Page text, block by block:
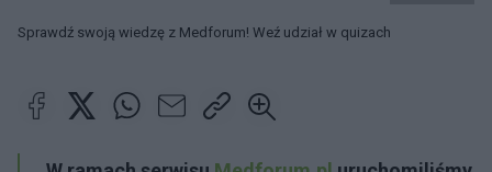
Sprawdź swoją wiedzę z Medforum! Weź udział w quizach